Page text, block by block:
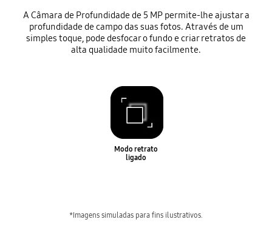
A Câmara de Profundidade de 5 MP permite-lhe ajustar a
profundidade de campo das suas fotos. Através de um
simples toque, pode desfocar o fundo e criar retratos de
alta qualidade muito facilmente.
Modo retrato
ligado
*Imagens simuladas para fins ilustrativos.